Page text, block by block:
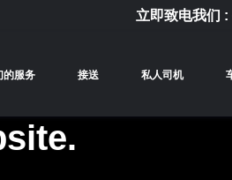
立即致电我们 :
的服务 接送 私人司机